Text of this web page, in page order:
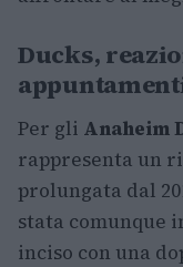
Ducks,
Per gli Anaheim
rappresenta un
prolungata dal
stata comunque
inciso con una